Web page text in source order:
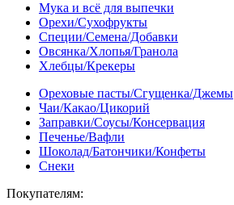
Мука и всё для выпечки
Орехи/Сухофрукты
Специи/Семена/Добавки
Овсянка/Хлопья/Гранола
Хлебцы/Крекеры
Ореховые пасты/Сгущенка/Джемы
Чаи/Какао/Цикорий
Заправки/Соусы/Консервация
Печенье/Вафли
Шоколад/Батончики/Конфеты
Снеки
Покупателям: